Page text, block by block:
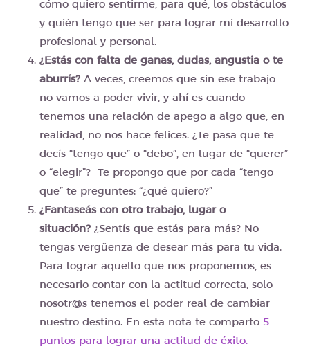
cómo quiero sentirme, para qué, los obstáculos
y quién tengo que ser para lograr mi desarrollo
profesional y personal.
¿Estás con falta de ganas, dudas, angustia o te
aburrís?A veces, creemos que sin ese trabajo
no vamos a poder vivir, y ahí es cuando
tenemos una relación de apego a algo que, en
realidad, no nos hace felices. ¿Te pasa que te
decís “tengo que” o “debo”, en lugar de “querer”
o “elegir”? Te propongo que por cada “tengo
que” te preguntes: “¿qué quiero?”
¿Fantaseás con otro trabajo, lugar o
situación?¿Sentís que estás para más? No
tengas vergüenza de desear más para tu vida.
Para lograr aquello que nos proponemos, es
necesario contar con la actitud correcta, solo
nosotr@s tenemos el poder real de cambiar
nuestro destino. En esta nota te comparto 5
puntos para lograr una actitud de éxito.